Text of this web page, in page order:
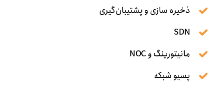
ذخیره سازی و پشتیبان‌گیری
SDN
مانیتورینگ و NOC
پسیو شبکه